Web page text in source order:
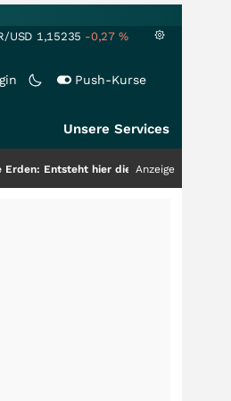
USD 1,15235 -0,27 %
Push-Kurse
Unsere Services
hier die nächste Milliardenstory?
Anzeige